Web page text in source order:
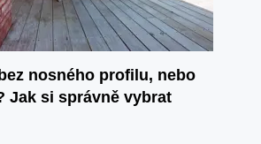
nosného profilu, nebo
Jak si správně vybrat